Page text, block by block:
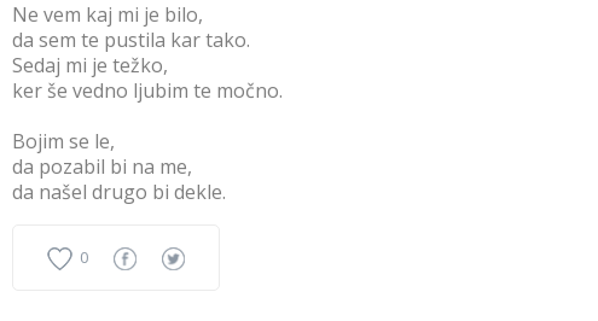
Ne vem kaj mi je bilo,
da sem te pustila kar tako.
Sedaj mi je težko,
ker še vedno ljubim te močno.
Bojim se le,
da pozabil bi na me,
da našel drugo bi dekle.
0